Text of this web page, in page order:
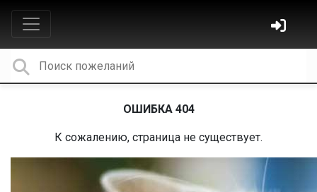
ОШИБКА 404
К сожалению, страница не существует.